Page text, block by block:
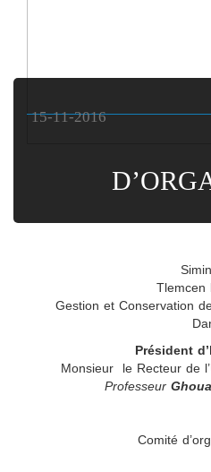
15-11-2016
Gestion et Conservation
Président
Monsieur le Recteur de
Professeur
Comité